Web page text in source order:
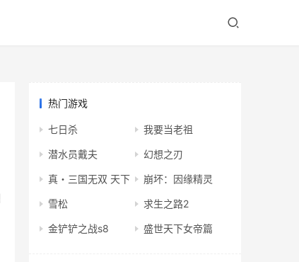
热门游戏
七日杀 我要当老祖
潜水员戴夫 幻想之刃
真・三国无双 天下 崩坏：因缘精灵
雪松 求生之路2
金铲铲之战s8 盛世天下女帝篇